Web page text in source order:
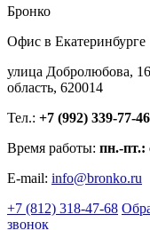
Бронко
Офис в Екатеринбурге
улица Добролюбова,
область, 620014
Тел.: +7 (992) 339-77-46
Время работы: пн.-пт.:
E-mail: info@bronko.ru
+7 (812) 318-47-68
звонок